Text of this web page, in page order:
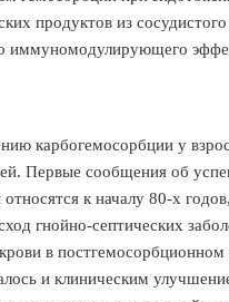
продуктов из
иммуномодулирующего
карбогемосорбции у
Первые сообщения об
относятся к началу 80-х
гнойно-септических
в постгемосорбционном
и клиническим